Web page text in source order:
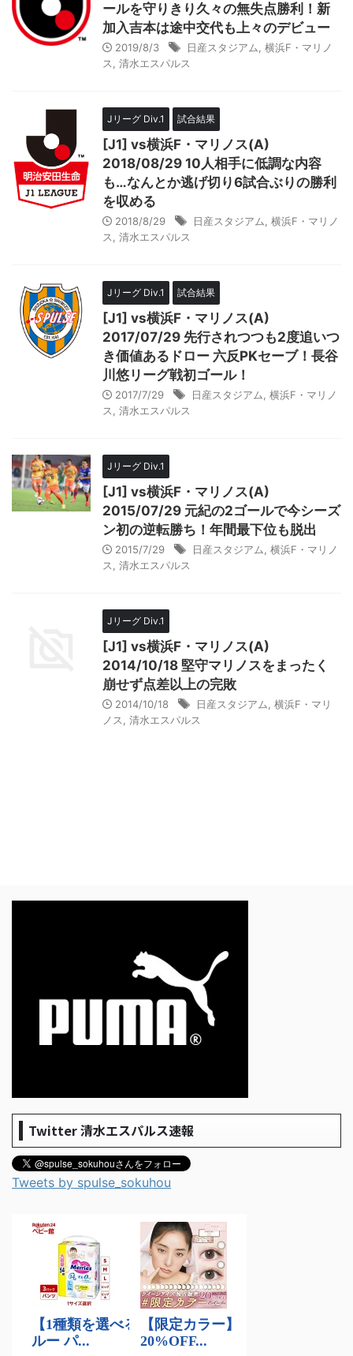
ールを守りきり久々の無失点勝利！新
加入吉本は途中交代も上々のデビュー
2019/8/3 日産スタジアム
横浜F・マリノ
ス
清水エスパルス
Jリーグ Div.1 試合結果
[J1] vs横浜F・マリノス(A)
2018/08/29 10人相手に低調な内容
も…なんとか逃げ切り6試合ぶりの勝利
を収める
2018/8/29 日産スタジアム
横浜F・マリノ
ス
清水エスパルス
Jリーグ Div.1 試合結果
[J1] vs横浜F・マリノス(A)
2017/07/29 先行されつつも2度追いつ
き価値あるドロー 六反PKセーブ！長谷
川悠リーグ戦初ゴール！
2017/7/29 日産スタジアム
横浜F・マリノ
ス
清水エスパルス
Jリーグ Div.1
[J1] vs横浜F・マリノス(A)
2015/07/29 元紀の2ゴールで今シーズ
ン初の逆転勝ち！年間最下位も脱出
2015/7/29 日産スタジアム
横浜F・マリノ
ス
清水エスパルス
Jリーグ Div.1
[J1] vs横浜F・マリノス(A)
2014/10/18 堅守マリノスをまったく
崩せず点差以上の完敗
2014/10/18 日産スタジアム
横浜F・マリ
ノス
清水エスパルス
Twitter 清水エスパルス速報
Tweets by spulse_sokuhou